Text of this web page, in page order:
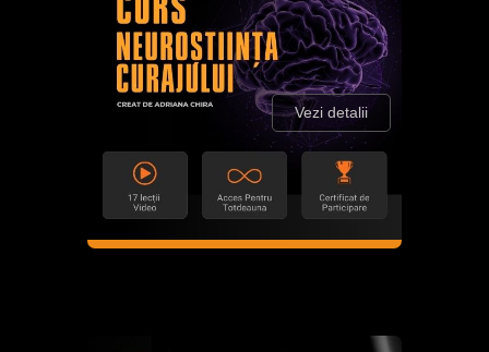
Vezi detalii